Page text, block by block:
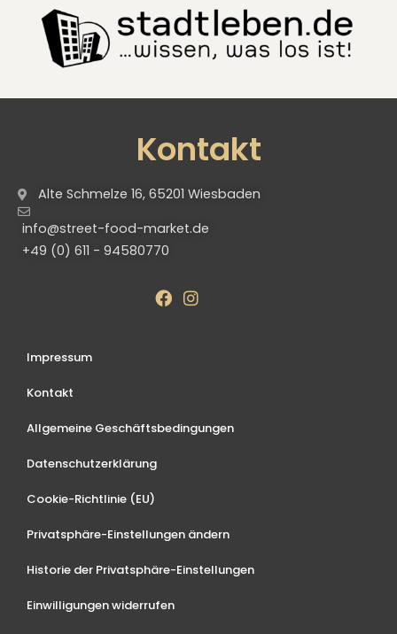
Kontakt
Alte Schmelze 16, 65201 Wiesbaden
info@street-food-market.de
+49 (0) 611 - 94580770
Impressum
Kontakt
Allgemeine Geschäftsbedingungen
Datenschutzerklärung
Cookie-Richtlinie (EU)
Privatsphäre-Einstellungen ändern
Historie der Privatsphäre-Einstellungen
Einwilligungen widerrufen